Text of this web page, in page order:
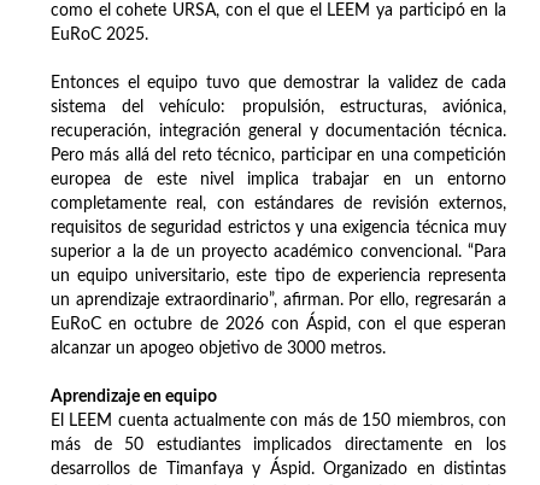
como el cohete URSA, con el que el LEEM ya participó en la
EuRoC 2025.
Entonces el equipo tuvo que demostrar la validez de cada
sistema del vehículo: propulsión, estructuras, aviónica,
recuperación, integración general y documentación técnica.
Pero más allá del reto técnico, participar en una competición
europea de este nivel implica trabajar en un entorno
completamente real, con estándares de revisión externos,
requisitos de seguridad estrictos y una exigencia técnica muy
superior a la de un proyecto académico convencional. “Para
un equipo universitario, este tipo de experiencia representa
un aprendizaje extraordinario”, afirman. Por ello, regresarán a
EuRoC en octubre de 2026 con Áspid, con el que esperan
alcanzar un apogeo objetivo de 3000 metros.
Aprendizaje en equipo
El LEEM cuenta actualmente con más de 150 miembros, con
más de 50 estudiantes implicados directamente en los
desarrollos de Timanfaya y Áspid. Organizado en distintas